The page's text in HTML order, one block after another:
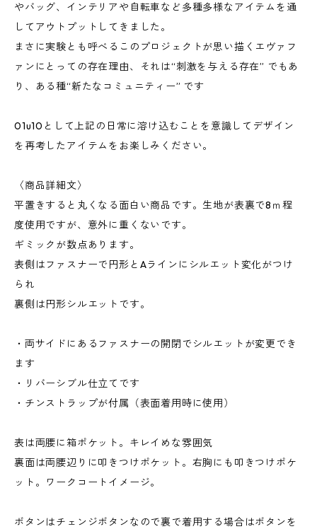
やバッグ、インテリアや自転車など多種多様なアイテムを通
してアウトプットしてきました。
まさに実験とも呼べるこのプロジェクトが思い描くエヴァフ
ァンにとっての存在理由、それは“刺激を与える存在” でもあ
り、ある種“新たなコミュニティー” です
01u10として上記の日常に溶け込むことを意識してデザイン
を再考したアイテムをお楽しみください。
〈商品詳細文〉
平置きすると丸くなる面白い商品です。生地が表裏で8ｍ程
度使用ですが、意外に重くないです。
ギミックが数点あります。
表側はファスナーで円形とAラインにシルエット変化がつけ
られ
裏側は円形シルエットです。
・両サイドにあるファスナーの開閉でシルエットが変更でき
ます
・リバーシブル仕立てです
・チンストラップが付属（表面着用時に使用）
表は両腰に箱ポケット。キレイめな雰囲気
裏面は両腰辺りに叩きつけポケット。右胸にも叩きつけポケ
ット。ワークコートイメージ。
ボタンはチェンジボタンなので裏で着用する場合はボタンを